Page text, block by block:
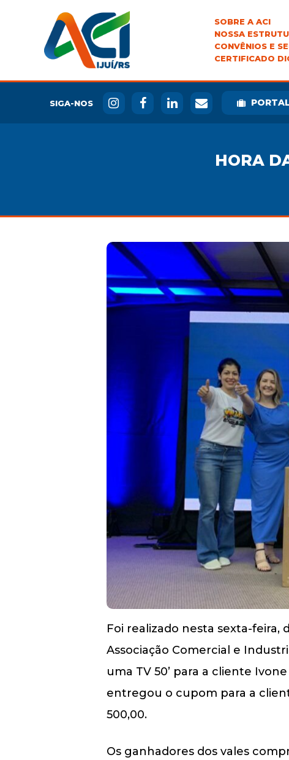
SOBRE A ACI
NOSSA
CONVÊNIOS E
CERTIFICADO
SIGA-NOS
HORA
Foi realizado nesta sexta-feira,
Associação Comercial e
uma TV 50’ para a cliente
entregou o cupom para a
500,00.
Os ganhadores dos vales